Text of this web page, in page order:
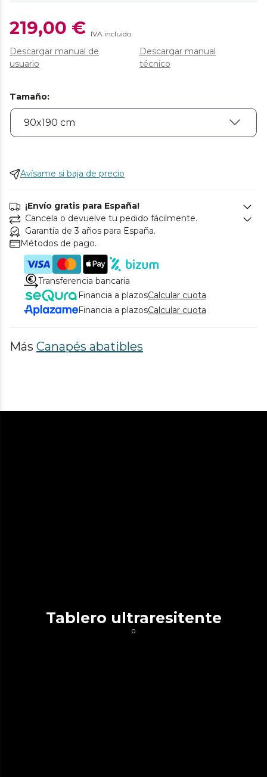
219,00 € IVA incluido
Descargar manual de
usuario
Descargar manual
técnico
Tamaño:
Avísame si baja de precio
¡Envío gratis para España!
Cancela o devuelve tu pedido fácilmente.
Garantía de 3 años para España.
Métodos de pago.
Transferencia bancaria
Financia a plazosCalcular cuota
Financia a plazosCalcular cuota
Más Canapés abatibles
Tablero ultraresitente
0